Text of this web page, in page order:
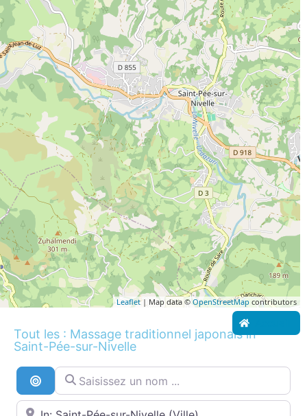
Leaflet| Map data © OpenStreetMap contributors
Tout les : Massage traditionnel japonais in
Saint-Pée-sur-Nivelle
Recherche par distance
Saisissez un nom ...
Proche de...